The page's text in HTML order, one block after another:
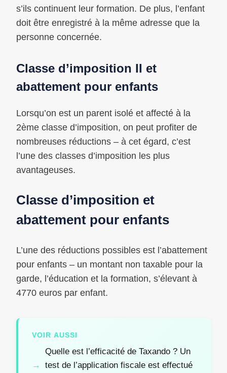
s’ils continuent leur formation. De plus, l’enfant
doit être enregistré à la même adresse que la
personne concernée.
Classe d’imposition II et
abattement pour enfants
Lorsqu’on est un parent isolé et affecté à la
2ème classe d’imposition, on peut profiter de
nombreuses réductions – à cet égard, c’est
l’une des classes d’imposition les plus
avantageuses.
Classe d’imposition et
abattement pour enfants
L’une des réductions possibles est l’abattement
pour enfants – un montant non taxable pour la
garde, l’éducation et la formation, s’élevant à
4770 euros par enfant.
VOIR AUSSI
Quelle est l’efficacité de Taxando ? Un
test de l’application fiscale est effectué